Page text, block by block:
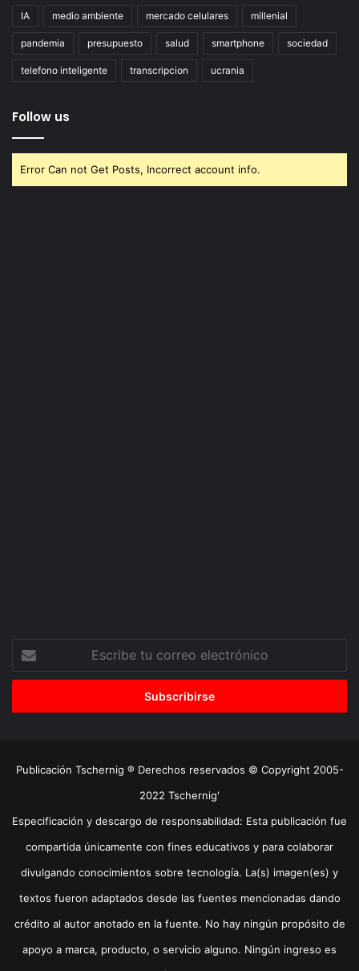
IA medio ambiente mercado celulares millenial
pandemia presupuesto salud smartphone sociedad
telefono inteligente transcripcion ucrania
Follow us
Error Can not Get Posts, Incorrect account info.
correo
Publicación Tschernig ® Derechos reservados © Copyright 2005-
2022 Tschernig'
Especificación y descargo de responsabilidad: Esta publicación fue
compartida únicamente con fines educativos y para colaborar
divulgando conocimientos sobre tecnología. La(s) imagen(es) y
textos fueron adaptados desde las fuentes mencionadas dando
crédito al autor anotado en la fuente. No hay ningún propósito de
apoyo a marca, producto, o servicio alguno. Ningún ingreso es